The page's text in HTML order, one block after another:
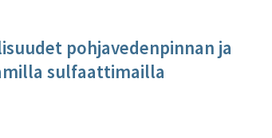
pohjavedenpinnan ja
sulfaattimailla